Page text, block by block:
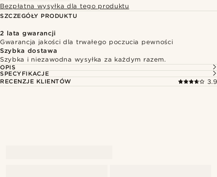
Bezpłatna wysyłka dla tego produktu
SZCZEGÓŁY PRODUKTU
2 lata gwarancji
Gwarancja jakości dla trwałego poczucia pewności
Szybka dostawa
Szybka i niezawodna wysyłka za każdym razem.
OPIS
SPECYFIKACJE
RECENZJE KLIENTÓW
3.9